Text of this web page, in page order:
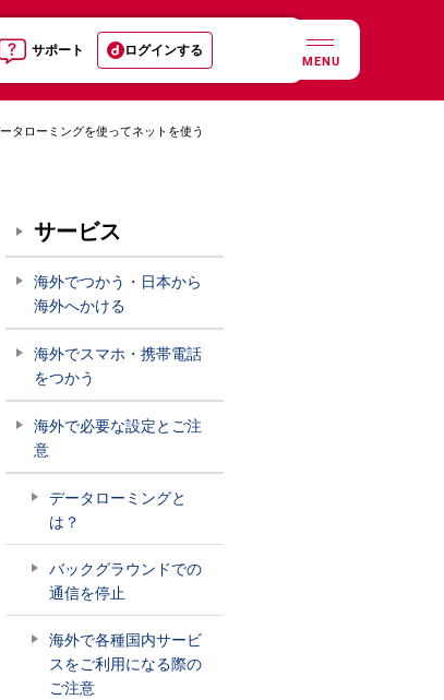
サポート ログインする
MENU
タローミングを使ってネットを使う
サービス
海外でつかう・日本から
海外へかける
海外でスマホ・携帯電話
をつかう
海外で必要な設定とご注
意
データローミングと
は？
バックグラウンドでの
通信を停止
海外で各種国内サービ
スをご利用になる際の
ご注意